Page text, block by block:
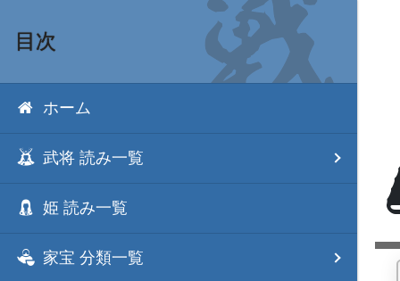
目次
ホーム
武将 読み一覧
姫 読み一覧
家宝 分類一覧